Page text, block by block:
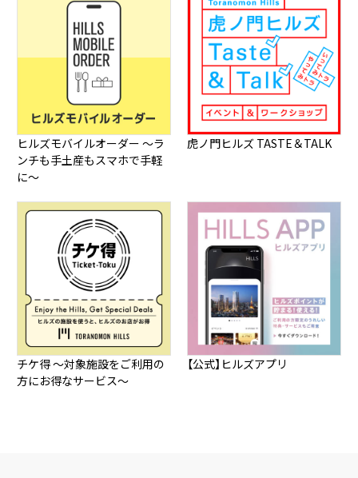
ヒルズモバイルオーダー ～ラ
ンチも手土産もスマホで手軽
に～
虎ノ門ヒルズ TASTE＆TALK
チケ得 ～対象施設をご利用の
方にお得なサービス～
【公式】ヒルズアプリ